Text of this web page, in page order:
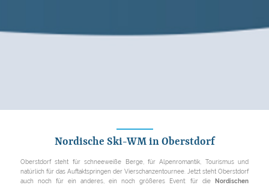
Nordische Ski-WM in Oberstdorf
Oberstdorf steht für schneeweiße Berge, für Alpenromantik, Tourismus und
natürlich für das Auftaktspringen der Vierschanzentournee. Jetzt steht Oberstdorf
auch noch für ein anderes, ein noch größeres Event: für die
Nordischen